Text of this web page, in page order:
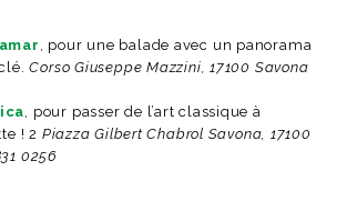
, pour une balade avec un panorama
Corso Giuseppe Mazzini, 17100 Savona
, pour passer de l’art classique à
! 2 Piazza Gilbert Chabrol Savona, 17100
0256